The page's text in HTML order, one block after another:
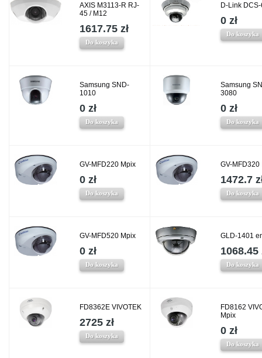
AXIS M3113-R RJ-
45 / M12
1617.75 zł
Do koszyka
D-Link
0 zł
Do koszyka
Samsung SND-
1010
0 zł
Do koszyka
Samsung
3080
0 zł
Do koszyka
GV-MFD220 Mpix
0 zł
Do koszyka
GV-MFD320
1472.7
Do koszyka
GV-MFD520 Mpix
0 zł
Do koszyka
GLD-1401
1068.45
Do koszyka
FD8362E VIVOTEK
2725 zł
Do koszyka
FD8162
Mpix
0 zł
Do koszyka